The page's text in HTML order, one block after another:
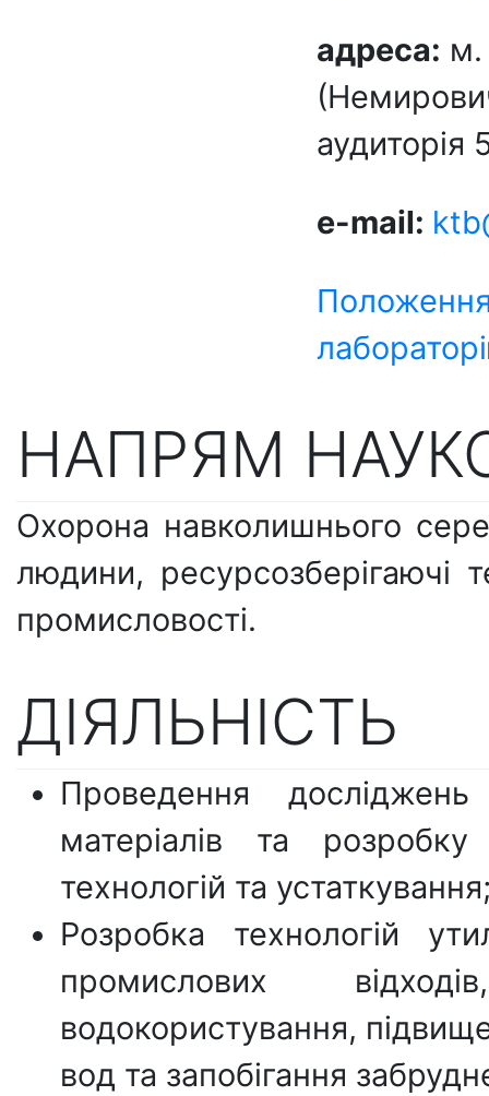
адреса: м.
аудиторія
e-mail:
НАПРЯМ
Охорона навколишнього
людини, ресурсозберігаючі
промисловості.
ДІЯЛЬНІСТЬ
Проведення
матеріалів та розробку
технологій та
Розробка технологій
промислових
водокористування,
вод та запобігання